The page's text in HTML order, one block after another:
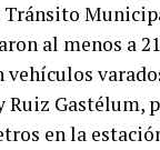
al menos a
vehículos
Gastélum,
en la